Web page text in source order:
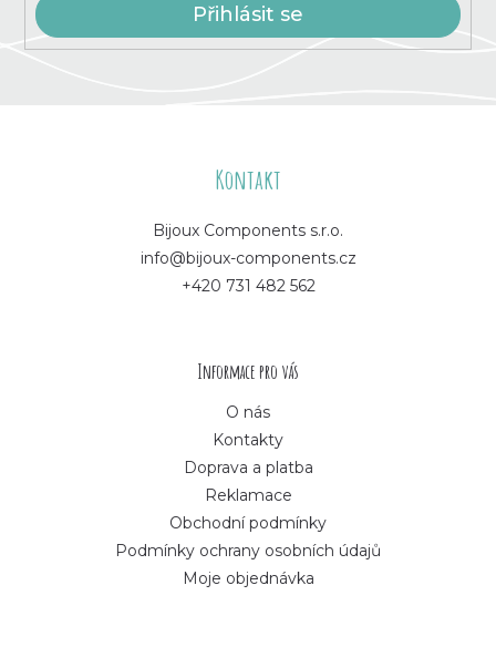
Přihlásit se
Kontakt
Bijoux Components s.r.o.
info@bijoux-components.cz
+420 731 482 562
Informace pro vás
O nás
Kontakty
Doprava a platba
Reklamace
Obchodní podmínky
Podmínky ochrany osobních údajů
Moje objednávka